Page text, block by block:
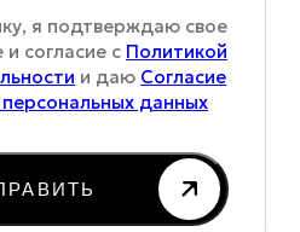
я подтверждаю свое
согласие с Политикой
и даю Согласие
данных